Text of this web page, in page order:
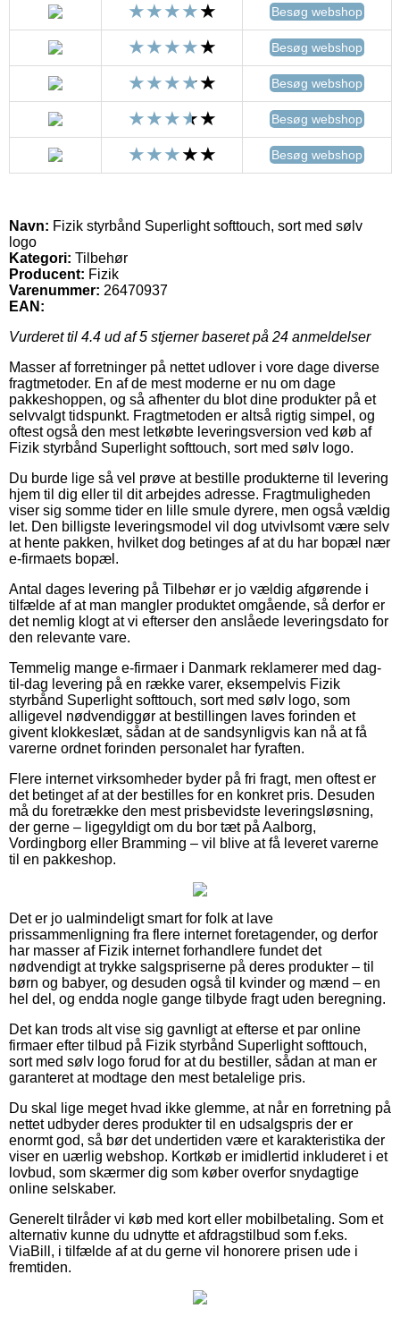
Besøg webshop
Besøg webshop
Besøg webshop
Besøg webshop
Besøg webshop
Navn: Fizik styrbånd Superlight softtouch, sort med sølv
logo
Kategori: Tilbehør
Producent: Fizik
Varenummer: 26470937
EAN:
Vurderet til 4.4 ud af 5 stjerner baseret på 24 anmeldelser
Masser af forretninger på nettet udlover i vore dage diverse
fragtmetoder. En af de mest moderne er nu om dage
pakkeshoppen, og så afhenter du blot dine produkter på et
selvvalgt tidspunkt. Fragtmetoden er altså rigtig simpel, og
oftest også den mest letkøbte leveringsversion ved køb af
Fizik styrbånd Superlight softtouch, sort med sølv logo.
Du burde lige så vel prøve at bestille produkterne til levering
hjem til dig eller til dit arbejdes adresse. Fragtmuligheden
viser sig somme tider en lille smule dyrere, men også vældig
let. Den billigste leveringsmodel vil dog utvivlsomt være selv
at hente pakken, hvilket dog betinges af at du har bopæl nær
e-firmaets bopæl.
Antal dages levering på Tilbehør er jo vældig afgørende i
tilfælde af at man mangler produktet omgående, så derfor er
det nemlig klogt at vi efterser den anslåede leveringsdato for
den relevante vare.
Temmelig mange e-firmaer i Danmark reklamerer med dag-
til-dag levering på en række varer, eksempelvis Fizik
styrbånd Superlight softtouch, sort med sølv logo, som
alligevel nødvendiggør at bestillingen laves forinden et
givent klokkeslæt, sådan at de sandsynligvis kan nå at få
varerne ordnet forinden personalet har fyraften.
Flere internet virksomheder byder på fri fragt, men oftest er
det betinget af at der bestilles for en konkret pris. Desuden
må du foretrække den mest prisbevidste leveringsløsning,
der gerne – ligegyldigt om du bor tæt på Aalborg,
Vordingborg eller Bramming – vil blive at få leveret varerne
til en pakkeshop.
Det er jo ualmindeligt smart for folk at lave
prissammenligning fra flere internet foretagender, og derfor
har masser af Fizik internet forhandlere fundet det
nødvendigt at trykke salgspriserne på deres produkter – til
børn og babyer, og desuden også til kvinder og mænd – en
hel del, og endda nogle gange tilbyde fragt uden beregning.
Det kan trods alt vise sig gavnligt at efterse et par online
firmaer efter tilbud på Fizik styrbånd Superlight softtouch,
sort med sølv logo forud for at du bestiller, sådan at man er
garanteret at modtage den mest betalelige pris.
Du skal lige meget hvad ikke glemme, at når en forretning på
nettet udbyder deres produkter til en udsalgspris der er
enormt god, så bør det undertiden være et karakteristika der
viser en uærlig webshop. Kortkøb er imidlertid inkluderet i et
lovbud, som skærmer dig som køber overfor snydagtige
online selskaber.
Generelt tilråder vi køb med kort eller mobilbetaling. Som et
alternativ kunne du udnytte et afdragstilbud som f.eks.
ViaBill, i tilfælde af at du gerne vil honorere prisen ude i
fremtiden.